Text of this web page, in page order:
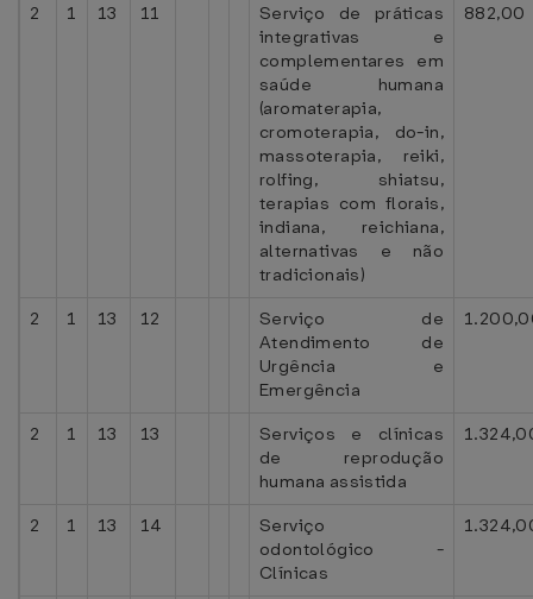
2 1 13 11
Serviço de práticas
integrativas e
complementares em
saúde humana
(aromaterapia,
cromoterapia, do-in,
massoterapia, reiki,
rolfing, shiatsu,
terapias com florais,
indiana, reichiana,
alternativas e não
tradicionais)
882,00
2 1 13 12
Serviço de
Atendimento de
Urgência e
Emergência
2 1 13 13
Serviços e clínicas
de reprodução
humana assistida
2 1 13 14
Serviço
odontológico -
Clínicas